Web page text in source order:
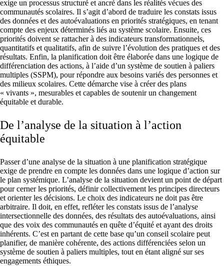
exige un processus structuré et ancré dans les réalités vécues des
communautés scolaires. Il s’agit d’abord de traduire les constats issus
des données et des autoévaluations en priorités stratégiques, en tenant
compte des enjeux déterminés liés au système scolaire. Ensuite, ces
priorités doivent se rattacher à des indicateurs transformationnels,
quantitatifs et qualitatifs, afin de suivre l’évolution des pratiques et des
résultats. Enfin, la planification doit être élaborée dans une logique de
différenciation des actions, à l’aide d’un système de soutien à paliers
multiples (SSPM), pour répondre aux besoins variés des personnes et
des milieux scolaires. Cette démarche vise à créer des plans
« vivants », mesurables et capables de soutenir un changement
équitable et durable.
De l’analyse de la situation à l’action
équitable
Passer d’une analyse de la situation à une planification stratégique
exige de prendre en compte les données dans une logique d’action sur
le plan systémique. L’analyse de la situation devient un point de départ
pour cerner les priorités, définir collectivement les principes directeurs
et orienter les décisions. Le choix des indicateurs ne doit pas être
arbitraire. Il doit, en effet, refléter les constats issus de l’analyse
intersectionnelle des données, des résultats des autoévaluations, ainsi
que des voix des communautés en quête d’équité et ayant des droits
inhérents. C’est en partant de cette base qu’un conseil scolaire peut
planifier, de manière cohérente, des actions différenciées selon un
système de soutien à paliers multiples, tout en étant aligné sur ses
engagements éthiques.